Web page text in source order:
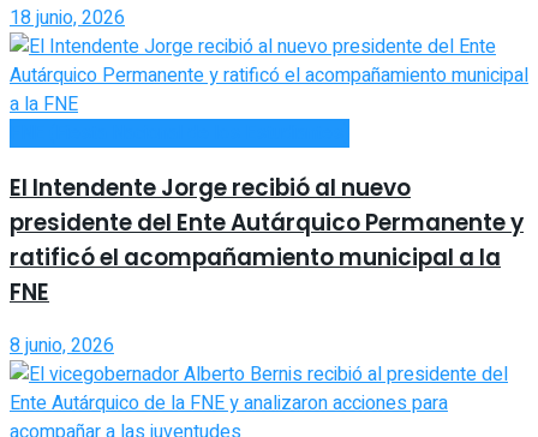
18 junio, 2026
El Intendente Jorge recibió al nuevo
presidente del Ente Autárquico Permanente y
ratificó el acompañamiento municipal a la
FNE
8 junio, 2026